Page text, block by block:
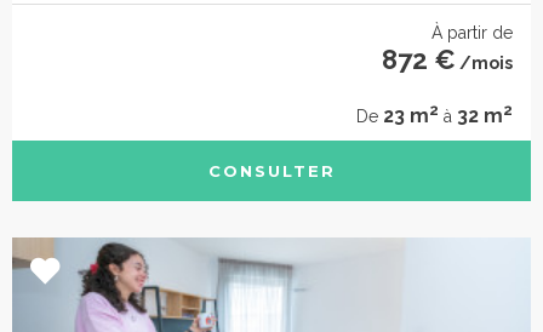
À partir de
872 € /mois
De 23 m2 à 32 m2
CONSULTER